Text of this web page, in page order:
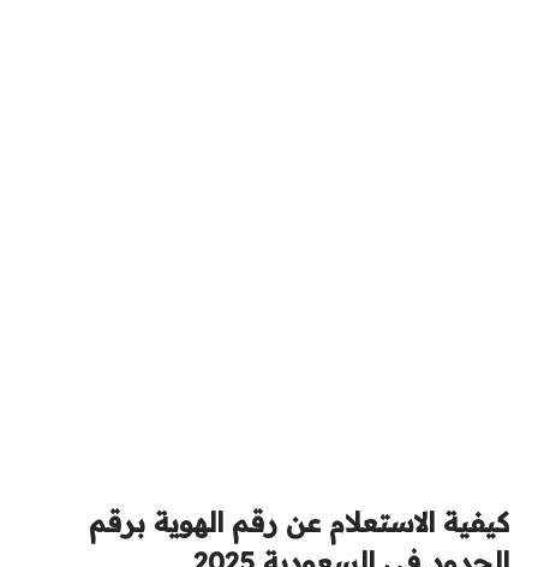
كيفية الاستعلام عن رقم الهوية برقم